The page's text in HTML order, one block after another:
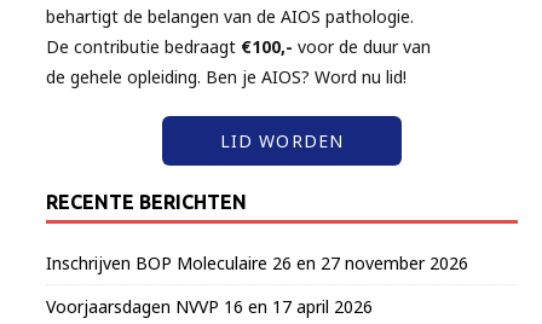
behartigt de belangen van de AIOS pathologie.
De contributie bedraagt €100,- voor de duur van
de gehele opleiding. Ben je AIOS? Word nu lid!
LID WORDEN
RECENTE BERICHTEN
Inschrijven BOP Moleculaire 26 en 27 november 2026
Voorjaarsdagen NVVP 16 en 17 april 2026